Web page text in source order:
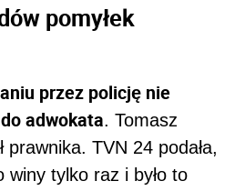
pomyłek
przez policję nie
adwokata. Tomasz
prawnika. TVN 24 podała,
winy tylko raz i było to